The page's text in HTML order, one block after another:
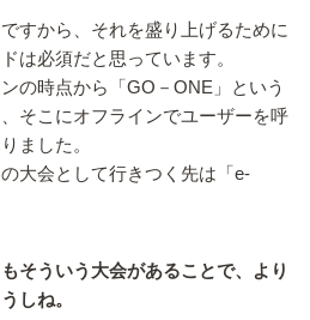
すから、それを盛り上げるために
は必須だと思っています。
の時点から「GO－ONE」という
そこにオフラインでユーザーを呼
ました。
大会として行きつく先は「e-
そういう大会があることで、より
しね。